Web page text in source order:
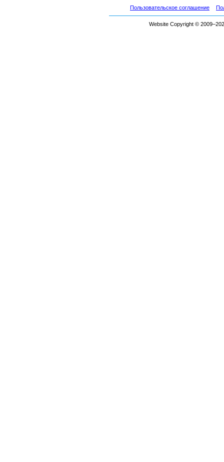
Пользовательское соглашение
Website Copyright ©